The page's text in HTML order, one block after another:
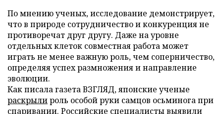
По мнению ученых, исследование демонстрирует,
что в природе сотрудничество и конкуренция не
противоречат друг другу. Даже на уровне
отдельных клеток совместная работа может
играть не менее важную роль, чем соперничество,
определяя успех размножения и направление
эволюции.
Как писала газета ВЗГЛЯД, японские ученые
раскрылироль особой руки самцов осьминога при
спаривании. Российские специалистывыявили